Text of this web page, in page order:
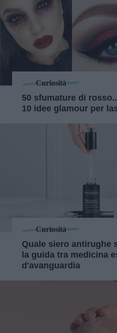
Curiosità
50 sfumature di
10 idee glamour per
Curiosità
Quale siero antirughe
la guida tra medicina
d'avanguardia